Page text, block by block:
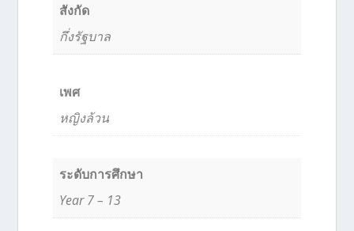
สังกัด
กึ่งรัฐบาล
เพศ
หญิงล้วน
ระดับการศึกษา
Year 7 – 13